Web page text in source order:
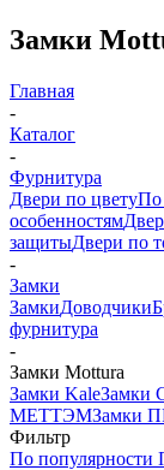
Замки
Главная
-
Каталог
-
Фурнитура
Двери по цветуПо
особенностям
защитыДвери по
-
Замки
ЗамкиДоводчики
фурнитура
-
Замки Mottura
Замки KaleЗамки
МЕТТЭМЗамки
Фильтр
По популярности